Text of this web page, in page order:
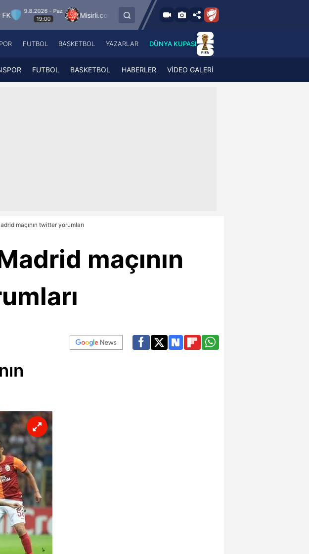
Misirli.com.tr Karagümrük SMS Grup Sarıyerspor
9.8.2026 - Paz
19:00
Fenerbahçe
Galatasaray
A Spor
ATV
A Haber Radyo
A Spor Radyo
A News Radio
FUTBOL BASKETBOL YAZARLAR DÜNYA KUPASI
FUTBOL BASKETBOL HABERLER VİDEO GALERİ
maçının twitter yorumları
maçının